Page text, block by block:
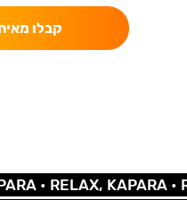
קבלו
•RELAX, KAPARA •